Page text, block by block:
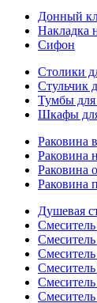
Донный
Накладка
Сифон
Столики
Стульчик
Тумбы
Шкафы
Раковина
Раковина
Раковина
Раковина
Душевая